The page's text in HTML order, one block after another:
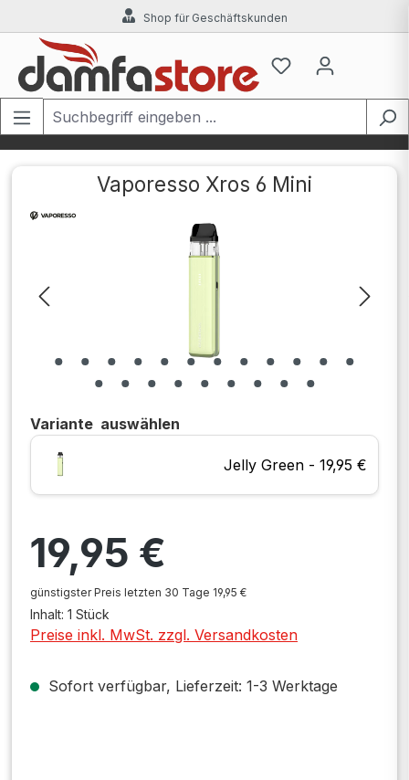
Zum Hauptinhalt springenShop für Geschäftskunden
Vaporesso Xros 6 Mini
Bildergalerie überspringen
Variante auswählen
Jelly Green - 19,95 €
19,95 €
günstigster Preis letzten 30 Tage 19,95 €
Inhalt: 1 Stück
Preise inkl. MwSt. zzgl. Versandkosten
Sofort verfügbar, Lieferzeit: 1-3 Werktage